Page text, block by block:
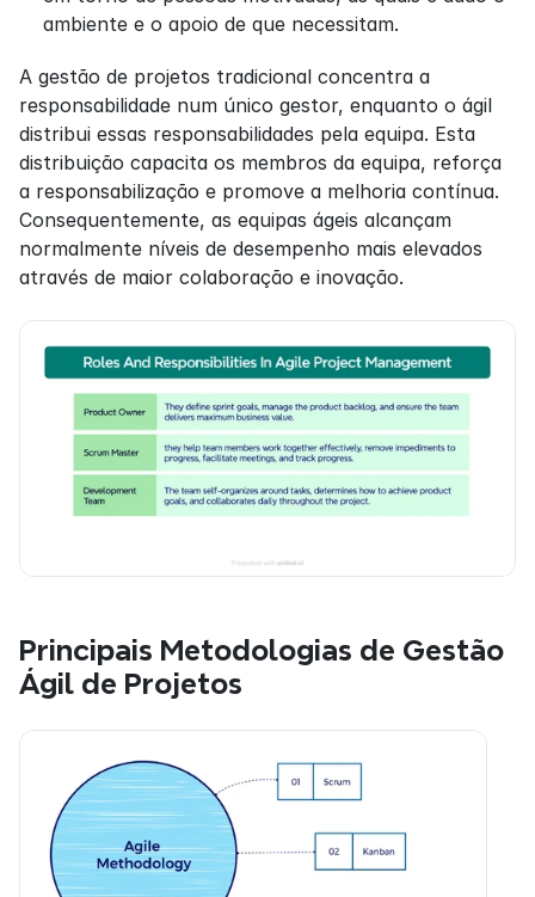
ambiente e o apoio de que necessitam.
A gestão de projetos tradicional concentra a
responsabilidade num único gestor, enquanto o ágil
distribui essas responsabilidades pela equipa. Esta
distribuição capacita os membros da equipa, reforça
a responsabilização e promove a melhoria contínua.
Consequentemente, as equipas ágeis alcançam
normalmente níveis de desempenho mais elevados
através de maior colaboração e inovação.
Principais Metodologias de Gestão
Ágil de Projetos